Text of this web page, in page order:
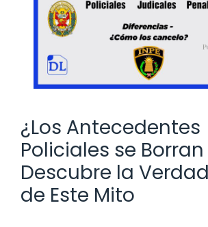
¿Los Antecedentes
Policiales se
Descubre la
de Este Mito